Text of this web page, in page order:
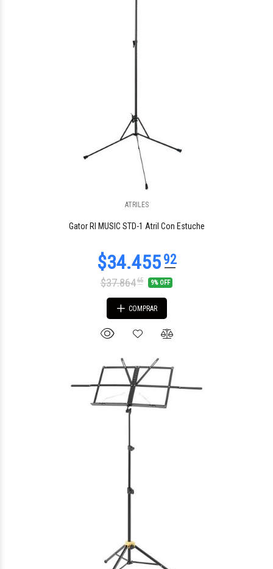
ATRILES
Gator RI MUSIC STD-1 Atril Con Estuche
$37.86465 9% OFF
COMPRAR